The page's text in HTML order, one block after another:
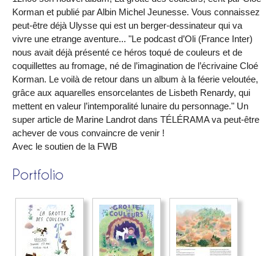
Korman et publié par Albin Michel Jeunesse. Vous connaissez
peut-être déjà Ulysse qui est un berger-dessinateur qui va
vivre une etrange aventure... "Le podcast d’Oli (France Inter)
nous avait déjà présenté ce héros toqué de couleurs et de
coquillettes au fromage, né de l’imagination de l’écrivaine Cloé
Korman. Le voilà de retour dans un album à la féerie veloutée,
grâce aux aquarelles ensorcelantes de Lisbeth Renardy, qui
mettent en valeur l’intemporalité lunaire du personnage." Un
super article de Marine Landrot dans TÉLÉRAMA va peut-être
achever de vous convaincre de venir !
Avec le soutien de la FWB
Portfolio